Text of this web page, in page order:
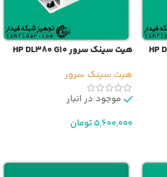
هیت سینک سرور HP DL380 G10
هیت سینک سرور
موجود در انبار
5,600,000تومان